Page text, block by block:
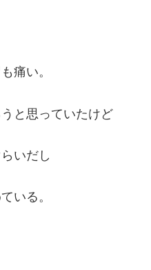
痛い。
と思っていたけど
いだし
いる。